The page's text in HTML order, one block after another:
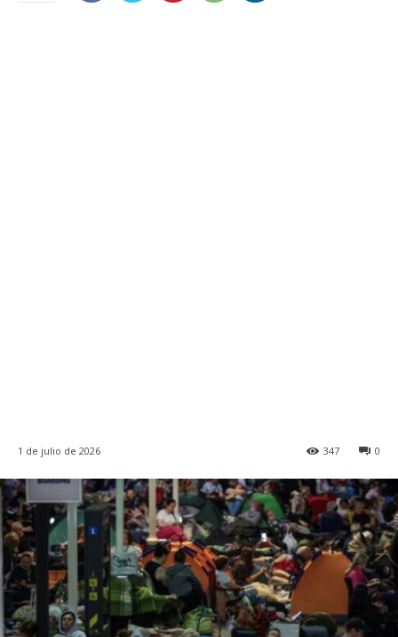
1 de julio de 2026 0
347